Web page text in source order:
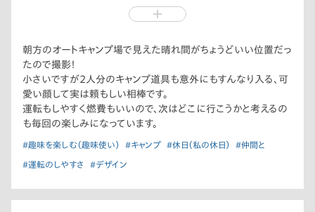
あとはとにかくコンパクトなので運転がしやすいです！
朝方のオートキャンプ場で見えた晴れ間がちょうどいい位置だっ
たので撮影！
小さいですが2人分のキャンプ道具も意外にもすんなり入る、可
愛い顔して実は頼もしい相棒です。
運転もしやすく燃費もいいので、次はどこに行こうかと考えるの
も毎回の楽しみになっています。
#趣味を楽しむ（趣味使い） #キャンプ #休日（私の休日） #仲間と
#運転のしやすさ #デザイン